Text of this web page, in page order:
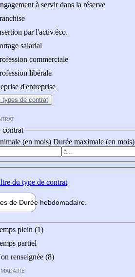
à servir dans la réserve
par l'activ.éco.
salarial
commerciale
libérale
d'entreprise
types de contrat
contrat
(en mois) Durée maximale (en mois)
du type de contrat
de Durée hebdomadaire
plein (1)
partiel
renseignée (8)